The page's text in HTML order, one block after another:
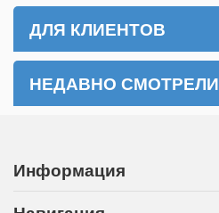
ДЛЯ КЛИЕНТОВ
НЕДАВНО СМОТРЕЛИ
Информация